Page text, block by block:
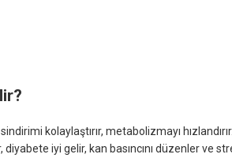
kolaylaştırır, metabolizmayı
iyi gelir, kan basıncını düzenler ve